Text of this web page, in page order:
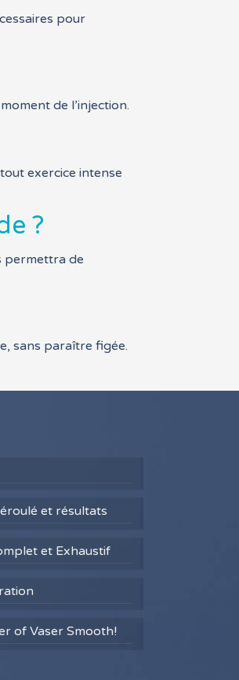
pour
de l’injection.
exercice intense
?
permettra de
sans paraître figée.
et résultats
et Exhaustif
of Vaser Smooth!